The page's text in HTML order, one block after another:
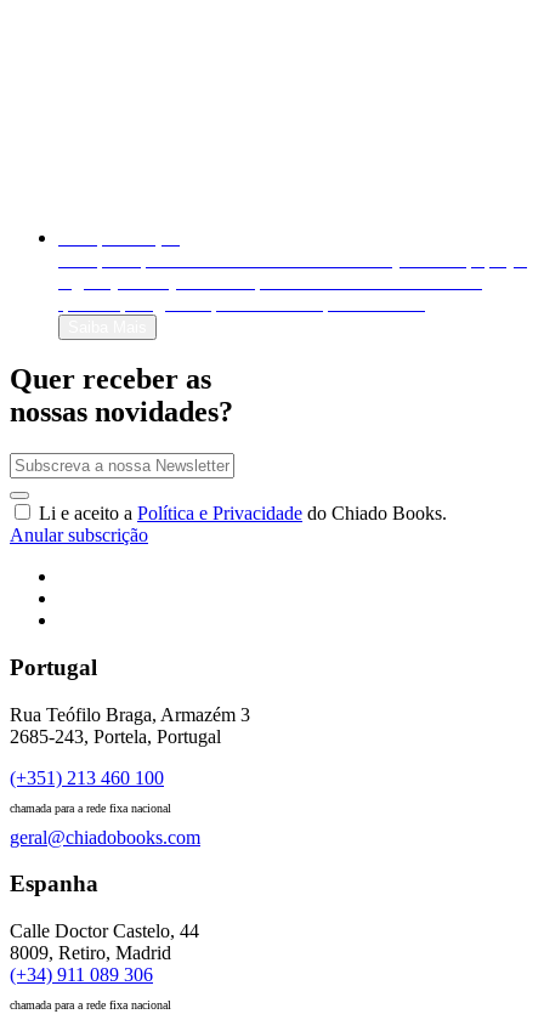
Quer receber as
nossas novidades?
Li e aceito a Política e Privacidade do Chiado Books.
Anular subscrição
Portugal
Rua Teófilo Braga, Armazém 3
2685-243, Portela, Portugal
(+351) 213 460 100
chamada para a rede fixa nacional
geral@chiadobooks.com
Espanha
Calle Doctor Castelo, 44
8009, Retiro, Madrid
(+34) 911 089 306
chamada para a rede fixa nacional